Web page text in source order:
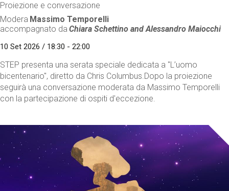
Proiezione e conversazione
Modera Massimo Temporelli
accompagnato da Chiara Schettino andAlessandro Maiocchi
10 Set 2026 / 18:30 - 22:00
STEP presenta una serata speciale dedicata a "L’uomo
bicentenario", diretto da Chris Columbus.Dopo la proiezione
seguirà una conversazione moderata da Massimo Temporelli
con la partecipazione di ospiti d'eccezione.